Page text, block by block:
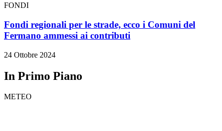
FONDI
Fondi regionali per le strade, ecco i Comuni del
Fermano ammessi ai contributi
24 Ottobre 2024
In Primo Piano
METEO